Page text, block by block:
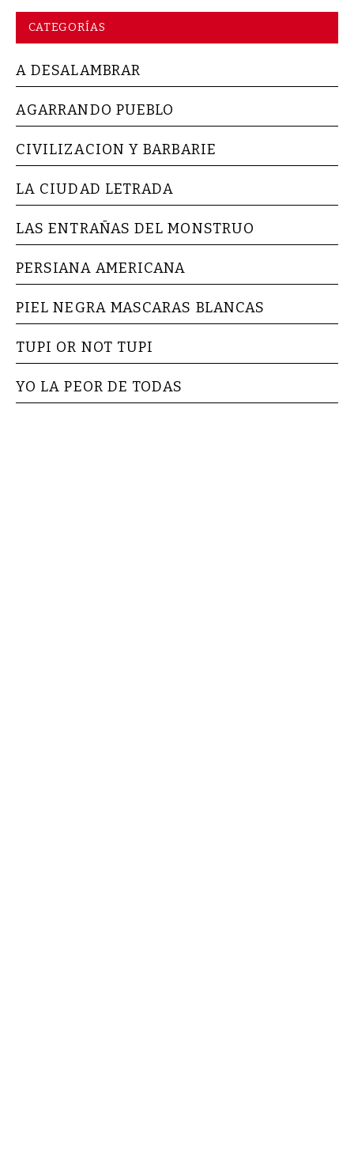
CATEGORÍAS
A DESALAMBRAR
AGARRANDO PUEBLO
CIVILIZACION Y BARBARIE
LA CIUDAD LETRADA
LAS ENTRAÑAS DEL MONSTRUO
PERSIANA AMERICANA
PIEL NEGRA MASCARAS BLANCAS
TUPI OR NOT TUPI
YO LA PEOR DE TODAS